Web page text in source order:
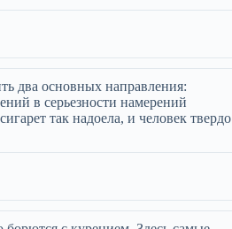
два основных направления:
в серьезности намерений
так надоела, и человек твердо